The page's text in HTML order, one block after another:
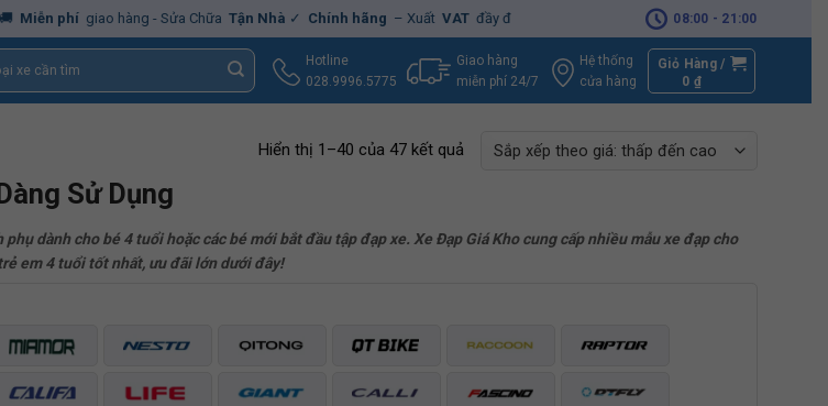
giao hàng - Sửa Chữa Tận Nhà ✓ Chính hãng – Xuất VAT đầy đủ | 🚚 giao hàng - Sửa Chữa Tận Nhà
08:00 - 21:00
Hotline
028.9996.5775
Giao hàng
miễn phí 24/7
Hệ thống
cửa hàng
Giỏ Hàng /
0 ₫
Hiển thị 1–40 của 47 kết quả
Sử Dụng
dành cho bé 4 tuổi hoặc các bé mới bắt đầu tập đạp xe. Xe Đạp Giá Kho cung cấp nhiều mẫu xe đạp cho
em 4 tuổi tốt nhất, ưu đãi lớn dưới đây!